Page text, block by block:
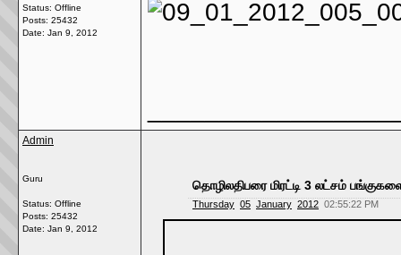
Status: Offline
Posts: 25432
Date: Jan 9, 2012
Admin
Guru
Status: Offline
Posts: 25432
Date: Jan 9, 2012
தொழிலதிபரை மிரட்டி 3 லட்சம்
Thursday 05 January 2012 02:55:22 PM